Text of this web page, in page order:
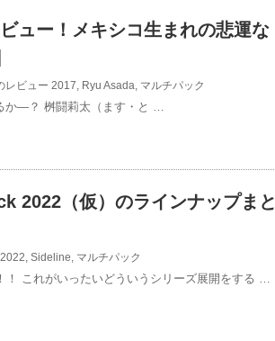
ュー！メキシコ生まれの悲運な
レビュー 2017, Ryu Asada, マルチパック
か—？ 桝闘莉太（ます・と …
2022（仮）のラインナップまと
2022, Sideline, マルチパック
これがいったいどういうシリーズ展開をする …